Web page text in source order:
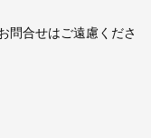
問合せはご遠慮くださ